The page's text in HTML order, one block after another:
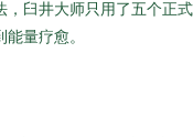
，臼井大师只用了五个正
量疗愈。